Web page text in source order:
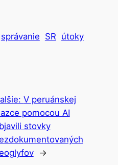
správanie SR útoky
V peruánskej
pomocou AI
stovky
→